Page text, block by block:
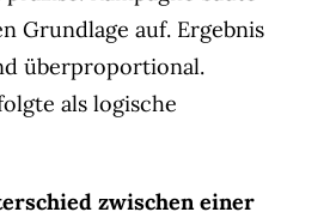
Grundlage auf. Ergebnis
überproportional.
als logische
zwischen einer